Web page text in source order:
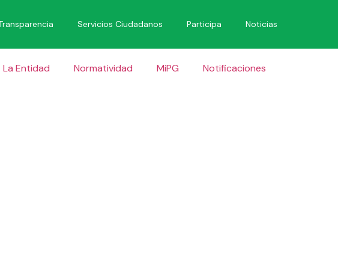
Servicios Ciudadanos Participa Noticias
La Entidad Normatividad MiPG Notificaciones